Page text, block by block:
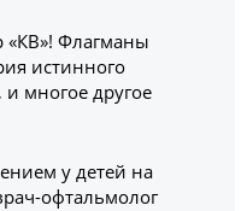
«КВ»! Флагманы
истинного
и многое другое
у детей на
офтальмолог